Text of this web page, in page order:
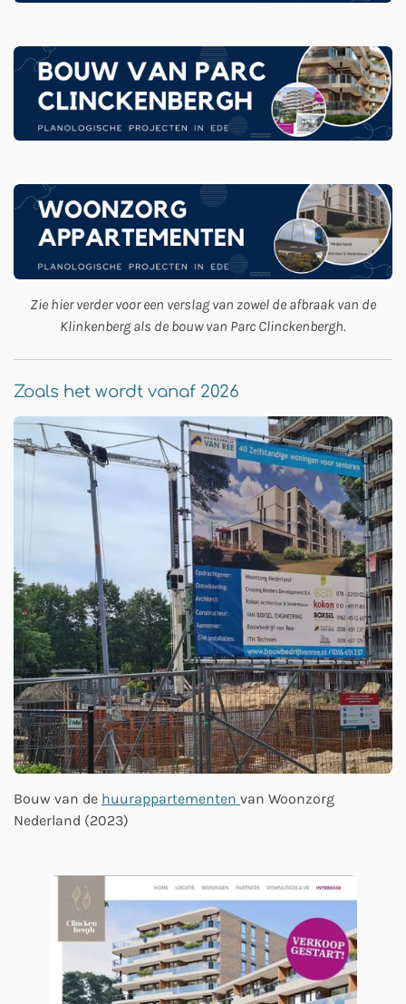
Zie hier verder voor een verslag van zowel de afbraak van de
Klinkenberg als de bouw van Parc Clinckenbergh.
Zoals het wordt vanaf 2026
Bouw van de huurappartementen van Woonzorg
Nederland (2023)